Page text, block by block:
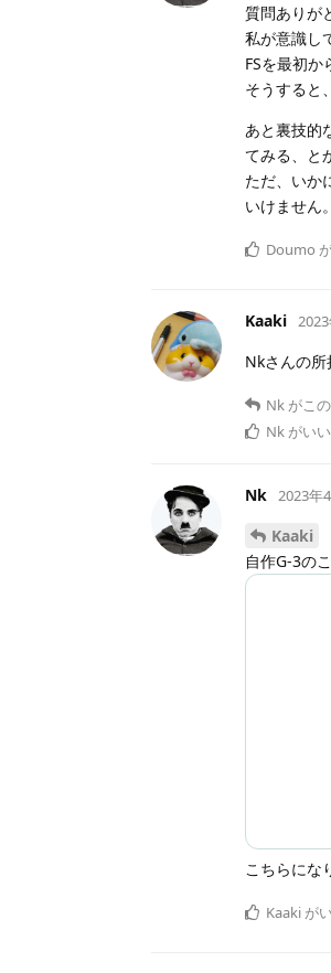
質問ありが
私が意識し
FSを最初か
そうすると
あと裏技的
てみる、と
ただ、いか
いけません。
Doumo
Kaaki
Nkさんの
Nk がこ
Nk がい
Nk 2023年
Kaaki
自作G-3の
こちらにな
Kaaki が